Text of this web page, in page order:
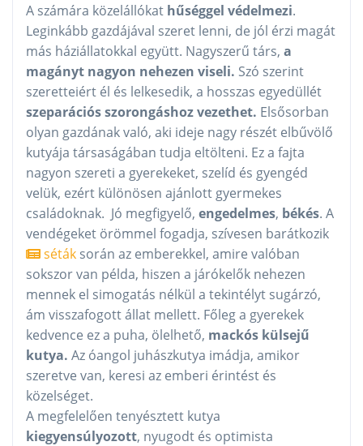
A számára közelállókat hűséggel védelmezi.
Leginkább gazdájával szeret lenni, de jól érzi magát
más háziállatokkal együtt. Nagyszerű társ, a
magányt nagyon nehezen viseli. Szó szerint
szeretteiért él és lelkesedik, a hosszas egyedüllét
szeparációs szorongáshoz vezethet. Elsősorban
olyan gazdának való, aki ideje nagy részét elbűvölő
kutyája társaságában tudja eltölteni. Ez a fajta
nagyon szereti a gyerekeket, szelíd és gyengéd
velük, ezért különösen ajánlott gyermekes
családoknak. Jó megfigyelő, engedelmes, békés. A
vendégeket örömmel fogadja, szívesen barátkozik
séták során az emberekkel, amire valóban
sokszor van példa, hiszen a járókelők nehezen
mennek el simogatás nélkül a tekintélyt sugárzó,
ám visszafogott állat mellett. Főleg a gyerekek
kedvence ez a puha, ölelhető, mackós külsejű
kutya. Az óangol juhászkutya imádja, amikor
szeretve van, keresi az emberi érintést és
közelséget.
A megfelelően tenyésztett kutya
kiegyensúlyozott, nyugodt és optimista